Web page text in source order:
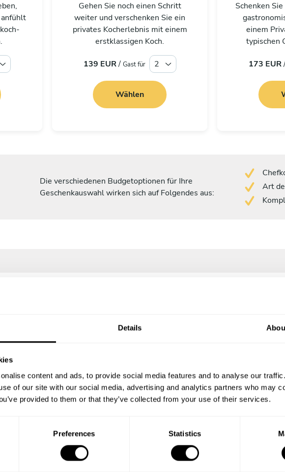
Details
content and ads, to provide social media features and to analyse our
of our site with our social media, advertising and analytics partners who may
provided to them or that they’ve collected from your use of their services.
Preferences Statistics
Gehen Sie noch einen Schritt
weiter und verschenken Sie ein
privates Kocherlebnis mit einem
erstklassigen Koch.
139 EUR/ Gast für
Wählen
Schenken
einem
typischen
173 EUR
Die verschiedenen Budgetoptionen für Ihre
Geschenkauswahl wirken sich auf Folgendes aus:
Art
Privatkoch-
Sie ein
mit allem, was
und der
Personalisieren Sie Ihren
Geschenkgutschein und bieten
Sie das Take a Chef Erlebnis
einem glücklichen Empfänger
2